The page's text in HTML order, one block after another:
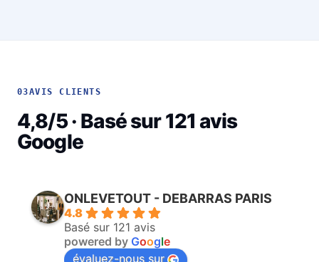
03AVIS CLIENTS
4,8/5 · Basé sur 121 avis
Google
ONLEVETOUT - DEBARRAS PARIS
4.8
Basé sur 121 avis
powered by Google
évaluez-nous sur